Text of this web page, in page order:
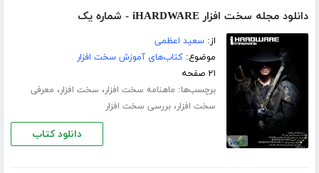
دانلود مجله سخت افزار iHARDWARE - شماره یک
از:سعید اعظمی
موضوع:کتاب‌های آموزش سخت افزار
۲۱ صفحه
برچسب‌ها: ماهنامه سخت افزار، سخت افزار، معرفی
سخت افزار،بررسی سخت افزار
دانلود کتاب